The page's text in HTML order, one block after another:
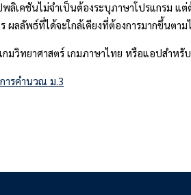
พลิเคชันไม่จำเป็นต้องระบุภาษาโปรแกรม
ผลลัพธ์ที่ได้จะใกล้เคียงที่ต้องการมากขึ้นตาม
กมวิทยาศาสตร์ เกมภาษาไทย หรือแอปสำห
ารคำนวณ ม.3